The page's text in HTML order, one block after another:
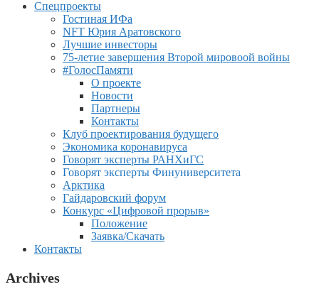
Спецпроекты
Гостиная ИФа
NFT Юрия Аратовского
Лучшие инвесторы
75-летие завершения Второй мировоой войны
#ГолосПамяти
О проекте
Новости
Партнеры
Контакты
Клуб проектирования будущего
Экономика коронавируса
Говорят эксперты РАНХиГС
Говорят эксперты Финуниверситета
Арктика
Гайдаровский форум
Конкурс «Цифровой прорыв»
Положение
Заявка/Скачать
Контакты
Archives